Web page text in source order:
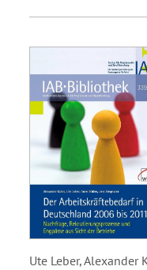
Ute Leber, Alexander